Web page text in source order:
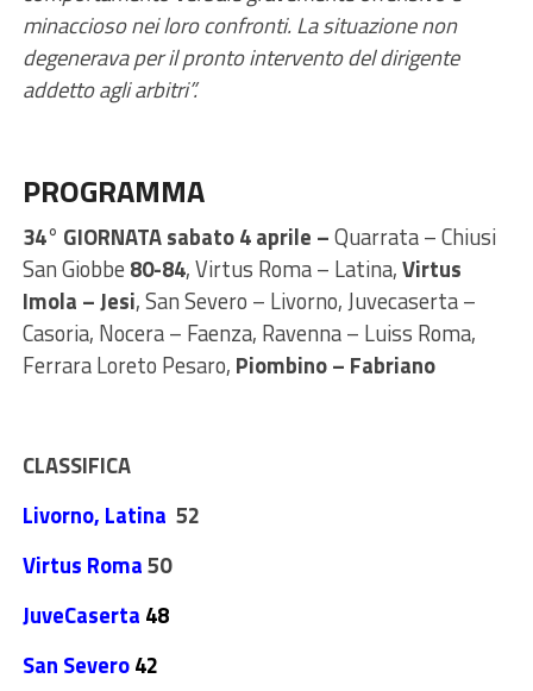
minaccioso nei loro confronti. La situazione non
degenerava per il pronto intervento del dirigente
addetto agli arbitri”.
PROGRAMMA
34° GIORNATA sabato 4 aprile –Quarrata – Chiusi
San Giobbe 80-84, Virtus Roma – Latina,Virtus
Imola – Jesi, San Severo – Livorno, Juvecaserta –
Casoria, Nocera – Faenza, Ravenna – Luiss Roma,
Ferrara Loreto Pesaro, Piombino – Fabriano
CLASSIFICA
Livorno, Latina 52
Virtus Roma50
JuveCaserta 48
San Severo42